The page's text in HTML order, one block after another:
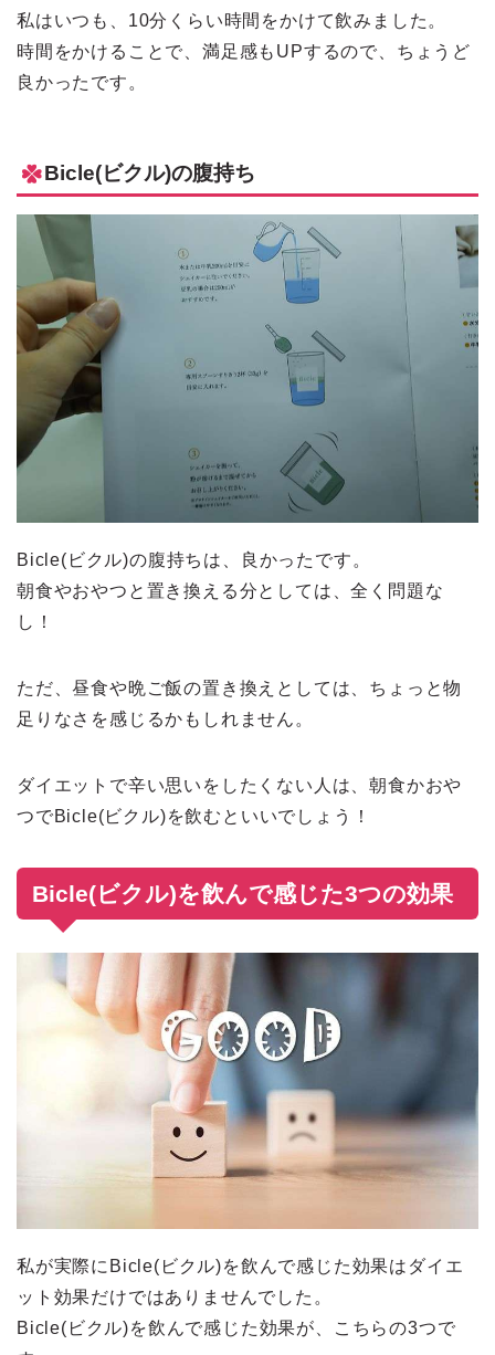
私はいつも、10分くらい時間をかけて飲みました。
時間をかけることで、満足感もUPするので、ちょうど
良かったです。
Bicle(ビクル)の腹持ち
Bicle(ビクル)の腹持ちは、良かったです。
朝食やおやつと置き換える分としては、全く問題な
し！
ただ、昼食や晩ご飯の置き換えとしては、ちょっと物
足りなさを感じるかもしれません。
ダイエットで辛い思いをしたくない人は、朝食かおや
つでBicle(ビクル)を飲むといいでしょう！
Bicle(ビクル)を飲んで感じた3つの効果
私が実際にBicle(ビクル)を飲んで感じた効果はダイエ
ット効果だけではありませんでした。
Bicle(ビクル)を飲んで感じた効果が、こちらの3つで